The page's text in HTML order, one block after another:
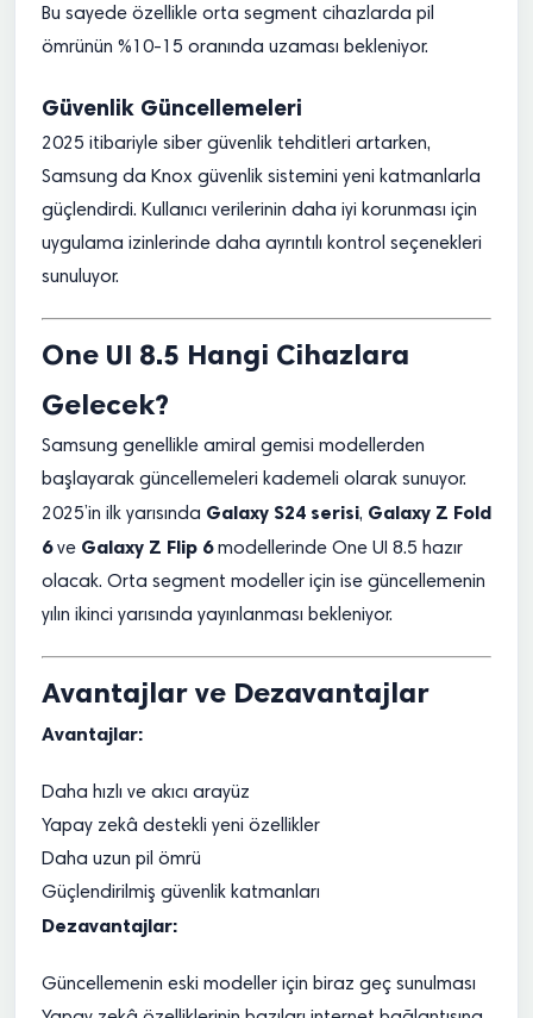
Bu sayede özellikle orta segment cihazlarda pil
ömrünün %10-15 oranında uzaması bekleniyor.
Güvenlik Güncellemeleri
2025 itibariyle siber güvenlik tehditleri artarken,
Samsung da Knox güvenlik sistemini yeni katmanlarla
güçlendirdi. Kullanıcı verilerinin daha iyi korunması için
uygulama izinlerinde daha ayrıntılı kontrol seçenekleri
sunuluyor.
One UI 8.5 Hangi Cihazlara
Gelecek?
Samsung genellikle amiral gemisi modellerden
başlayarak güncellemeleri kademeli olarak sunuyor.
2025’in ilk yarısında Galaxy S24 serisi, Galaxy Z Fold
6ve Galaxy Z Flip 6modellerinde One UI 8.5 hazır
olacak. Orta segment modeller için ise güncellemenin
yılın ikinci yarısında yayınlanması bekleniyor.
Avantajlar ve Dezavantajlar
Avantajlar:
Daha hızlı ve akıcı arayüz
Yapay zekâ destekli yeni özellikler
Daha uzun pil ömrü
Güçlendirilmiş güvenlik katmanları
Dezavantajlar:
Güncellemenin eski modeller için biraz geç sunulması